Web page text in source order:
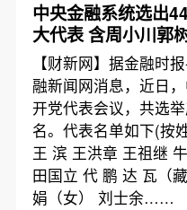
中央金融系统选出
大代表 含周小川郭
【财新网】据金融时
融新闻网消息，近日
开党代表会议，共选
名。代表名单如下(按
王 滨 王洪章 王祖继
田国立 代 鹏 达 瓦（
娟（女） 刘士余……